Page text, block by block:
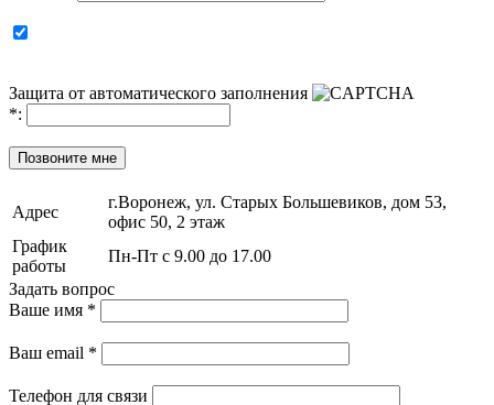
Защита от автоматического заполнения
*:
Позвоните мне
Адрес
г.Воронеж, ул. Старых Большевиков, дом 53,
офис 50, 2 этаж
График
работы
Пн-Пт с 9.00 до 17.00
Задать вопрос
Ваше имя *
Ваш email *
Телефон для связи